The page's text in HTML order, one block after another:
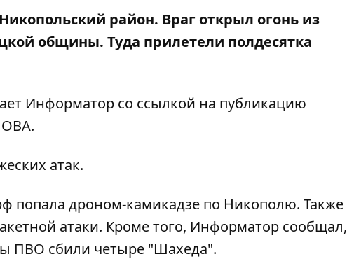
район. Враг открыл огонь из
общины. Туда прилетели полдесятка
Информатор со ссылкой на публикацию
ОВА.
атак.
попала дроном-камикадзе по Никополю. Также
атаки. Кроме того, Информатор сообщал,
ПВО сбили четыре "Шахеда".